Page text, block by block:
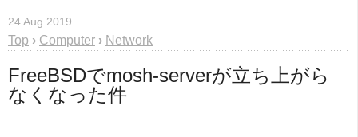
24 Aug 2019
Top › Computer › Network
FreeBSDでmosh-serverが立ち上がら
なくなった件